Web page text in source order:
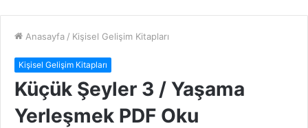
Anasayfa / Kişisel Gelişim Kitapları
Kişisel Gelişim Kitapları
Küçük Şeyler 3 / Yaşama
Yerleşmek PDF Oku